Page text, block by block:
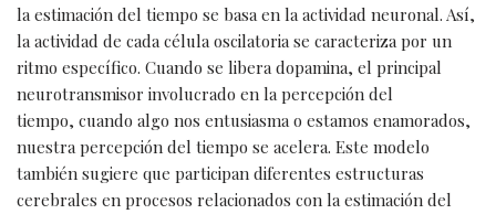
la estimación del tiempo se basa en la actividad neuronal. Así,
la actividad de cada célula oscilatoria se caracteriza por un
ritmo específico. Cuando se libera dopamina, el principal
neurotransmisor involucrado en la percepción del
tiempo, cuando algo nos entusiasma o estamos enamorados,
nuestra percepción del tiempo se acelera. Este modelo
también sugiere que participan diferentes estructuras
cerebrales en procesos relacionados con la estimación del